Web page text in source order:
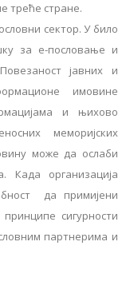
треће стране.
сектор. У било
за е-пословање и
јавних и
имовине
и њихово
меморијских
може да ослаби
Када организација
да примијени
сигурности
партнерима и